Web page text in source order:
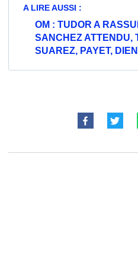
A LIRE AUSSI :
OM : TUDOR A
SANCHEZ ATTENDU,
SUAREZ, PAYET,